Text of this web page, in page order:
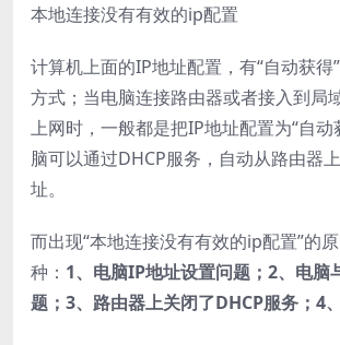
本地连接没有有效的ip配置
计算机上面的IP地址配置，有“自动获得
方式；当电脑连接路由器或者接入到局
上网时，一般都是把IP地址配置为“自动
脑可以通过DHCP服务，自动从路由器
址。
而出现“本地连接没有有效的ip配置”的
种： 1、电脑IP地址设置问题；2、电脑
题；3、路由器上关闭了DHCP服务；4